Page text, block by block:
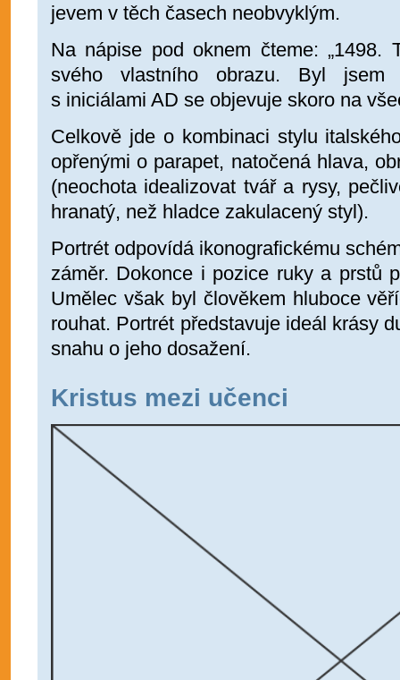
jevem v těch časech neobvyklým.
Na nápise pod oknem čteme: „1498.
svého vlastního obrazu. Byl jsem
s iniciálami AD se objevuje skoro na
Celkově jde o kombinaci stylu
opřenými o parapet, natočená hlava,
(neochota idealizovat tvář a rysy,
hranatý, než hladce zakulacený styl).
Portrét odpovídá ikonografickému
záměr. Dokonce i pozice ruky a prstů
Umělec však byl člověkem hluboce
rouhat. Portrét představuje ideál krásy
snahu o jeho dosažení.
Kristus mezi učenci